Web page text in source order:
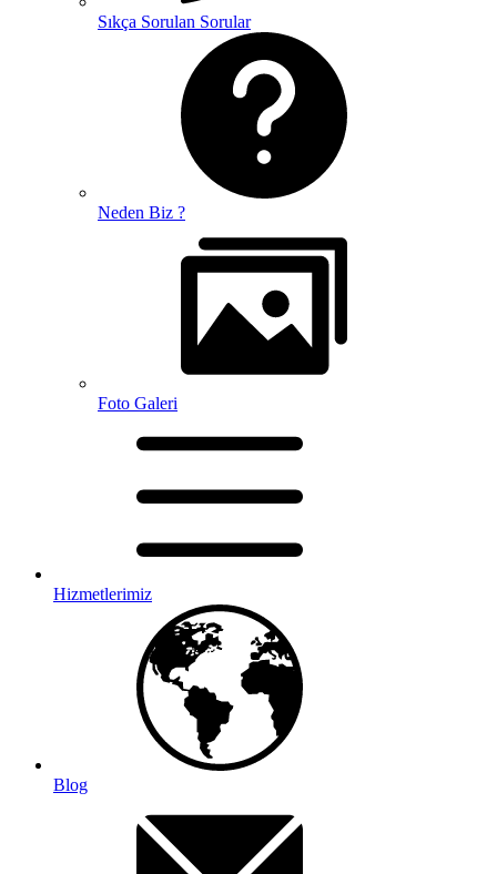
Sıkça Sorulan Sorular
Neden Biz ?
Foto Galeri
Hizmetlerimiz
Blog